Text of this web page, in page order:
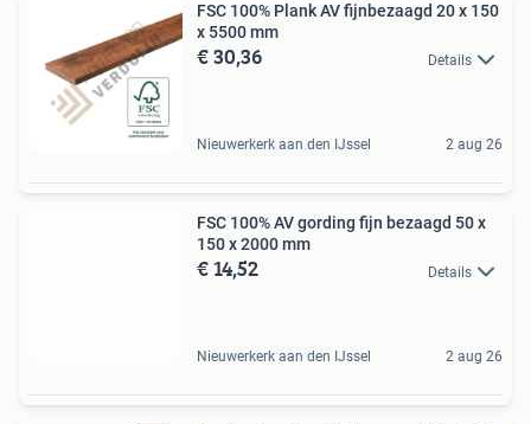
FSC 100% Plank AV fijnbezaagd 20 x 150
x 5500 mm
€ 30,36 Details
Nieuwerkerk aan den IJssel 2 aug 26
FSC 100% AV gording fijn bezaagd 50 x
150 x 2000 mm
€ 14,52 Details
Nieuwerkerk aan den IJssel 2 aug 26